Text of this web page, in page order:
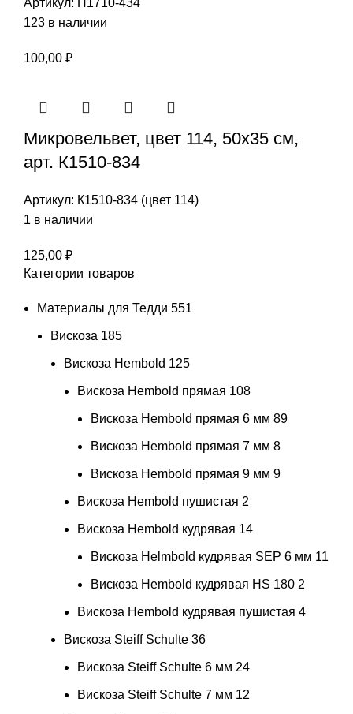
123 в наличии
100,00 ₽
Микровельвет, цвет 114, 50х35 см,
арт. К1510-834
Артикул: К1510-834 (цвет 114)
1 в наличии
125,00 ₽
Категории товаров
Материалы для Тедди 551
Вискоза 185
Вискоза Hembold 125
Вискоза Hembold прямая 108
Вискоза Hembold прямая 6 мм 89
Вискоза Hembold прямая 7 мм 8
Вискоза Hembold прямая 9 мм 9
Вискоза Hembold пушистая 2
Вискоза Hembold кудрявая 14
Вискоза Helmbold кудрявая SEP 6 мм 11
Вискоза Hembold кудрявая HS 180 2
Вискоза Hembold кудрявая пушистая 4
Вискоза Steiff Schulte 36
Вискоза Steiff Schulte 6 мм 24
Вискоза Steiff Schulte 7 мм 12